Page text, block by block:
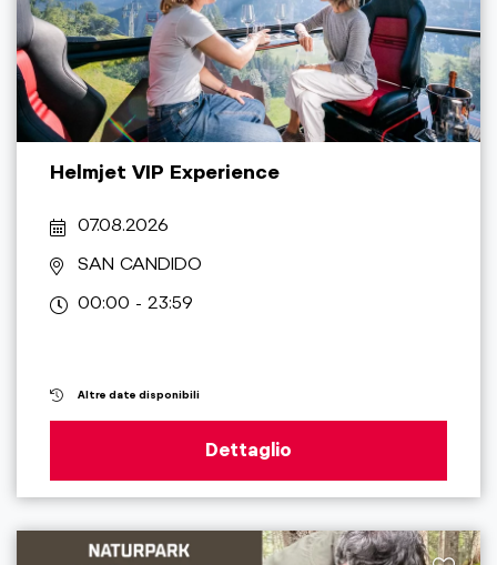
Helmjet VIP Experience
07.08.2026
SAN CANDIDO
00:00 - 23:59
Altre date disponibili
Dettaglio